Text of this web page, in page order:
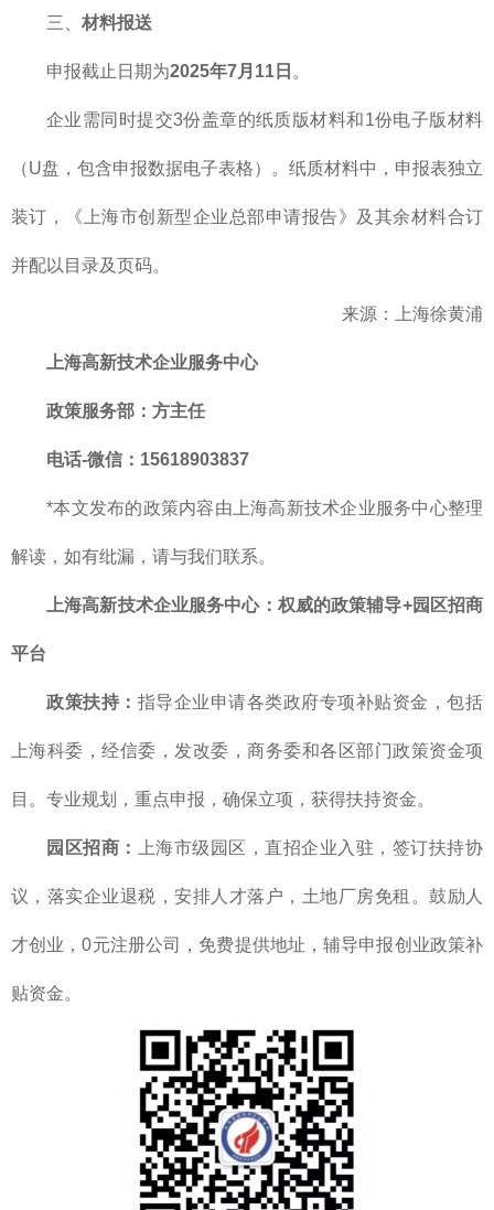
三、 材料报送
申报截止日期为2025年7月11日 。
企业需同时提交3份盖章的纸质版材料和1份电子版材料
（U盘，包含申报数据电子表格）。纸质材料中，申报表独立
装订，《上海市创新型企业总部申请报告》及其余材料合订
并配以目录及页码。
来源：上海徐黄浦
上海高新技术企业服务中心
政策服务部 ：方主任
电话-微信：15618903837
*本文发布的政策内容由上海高新技术企业服务中心整理
解读，如有纰漏，请与我们联系。
上海高新技术企业服务中心：权威的政策辅导+园区招商
平台
政策扶持： 指导企业申请各类政府专项补贴资金，包括
上海科委，经信委，发改委，商务委和各区部门政策资金项
目。专业规划，重点申报，确保立项，获得扶持资金。
园区招商： 上海市级园区，直招企业入驻，签订扶持协
议，落实企业退税，安排人才落户，土地厂房免租。鼓励人
才创业，0元注册公司，免费提供地址，辅导申报创业政策补
贴资金。